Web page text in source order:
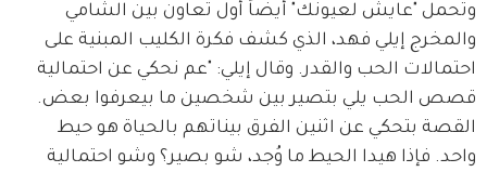
وتحمل "عايش لعيونك" أيضاً أول تعاون بين الشامي
والمخرج إيلي فهد، الذي كشف فكرة الكليب المبنية على
احتمالات الحب والقدر. وقال إيلي: "عم نحكي عن احتمالية
قصص الحب يلي بتصير بين شخصين ما بيعرفوا بعض.
القصة بتحكي عن اثنين الفرق بيناتهم بالحياة هو حيط
واحد. فإذا هيدا الحيط ما وُجد، شو بصير؟ وشو احتمالية